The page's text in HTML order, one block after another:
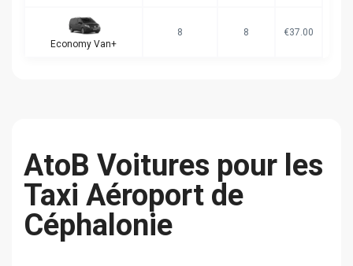
Economy Van+
8 8 €37.00
AtoB Voitures pour les
Taxi Aéroport de
Céphalonie